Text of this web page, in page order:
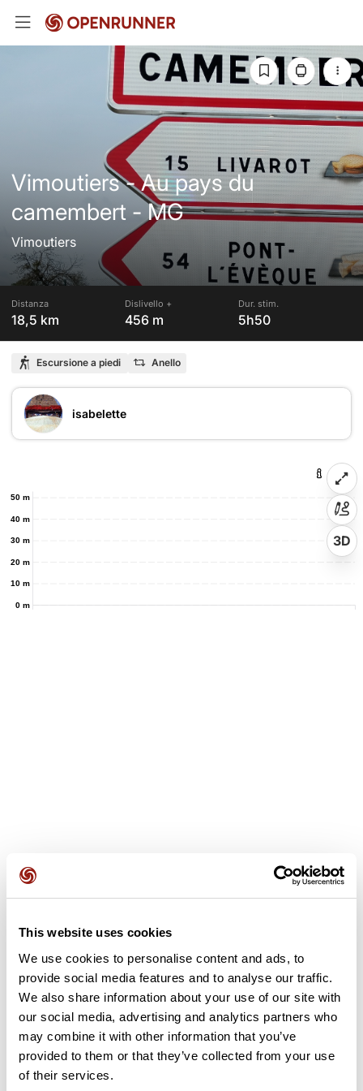
This website uses cookies
We use cookies to personalise content and ads, to
provide social media features and to analyse our traffic.
We also share information about your use of our site with
our social media, advertising and analytics partners who
may combine it with other information that you’ve
provided to them or that they’ve collected from your use
of their services.
Vimoutiers - Au pays du
camembert - MG
Vimoutiers
Distanza
18,5 km
Dislivello +
456 m
Dur. stim.
5h50
Escursione a piedi Anello
isabelette
0 m
10 m
20 m
30 m
40 m
50 m
3D
Recensioni degli utenti
L'hai già effettuato? Sii il primo a inviare una recensione!
Aggiungi una recensione
Riepilogo